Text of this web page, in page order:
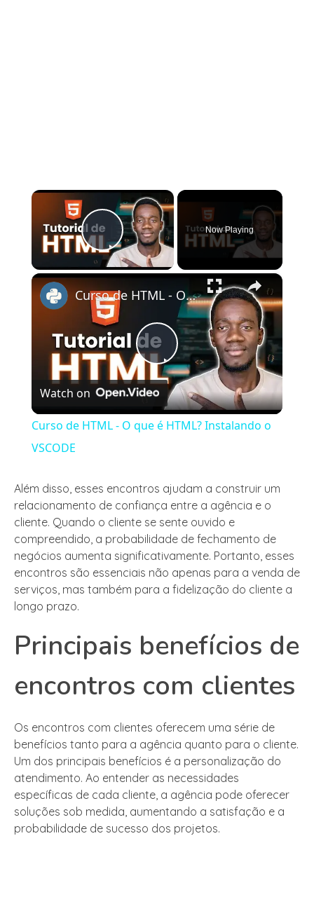
×
Play Video
Now Playing
×
Play
Video
Curso de HTML - O que é HTML? Instalando o VSCODE
Watch on
Curso de HTML - O que é HTML? Instalando o
VSCODE
Além disso, esses encontros ajudam a construir um
relacionamento de confiança entre a agência e o
cliente. Quando o cliente se sente ouvido e
compreendido, a probabilidade de fechamento de
negócios aumenta significativamente. Portanto, esses
encontros são essenciais não apenas para a venda de
serviços, mas também para a fidelização do cliente a
longo prazo.
Principais benefícios de
encontros com clientes
Os encontros com clientes oferecem uma série de
benefícios tanto para a agência quanto para o cliente.
Um dos principais benefícios é a personalização do
atendimento. Ao entender as necessidades
específicas de cada cliente, a agência pode oferecer
soluções sob medida, aumentando a satisfação e a
probabilidade de sucesso dos projetos.